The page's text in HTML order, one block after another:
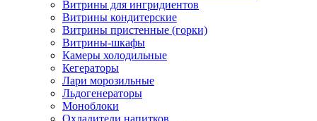
Витрины для ингридиентов
Витрины кондитерские
Витрины пристенные (горки)
Витрины-шкафы
Камеры холодильные
Кегераторы
Лари морозильные
Льдогенераторы
Моноблоки
Охладители напитков